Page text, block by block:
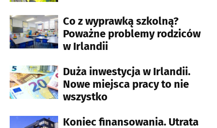
Co z wyprawką szkolną?
Poważne problemy rodziców
w Irlandii
Duża inwestycja w Irlandii.
Nowe miejsca pracy to nie
wszystko
Koniec finansowania. Utrata